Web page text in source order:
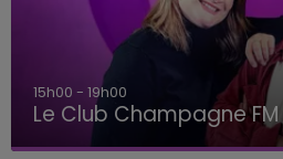
15h00 - 19h00
Le Club Champagne FM